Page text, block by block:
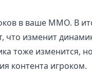
в ваше ММО. В
что изменит
тоже изменится,
контента игроком.